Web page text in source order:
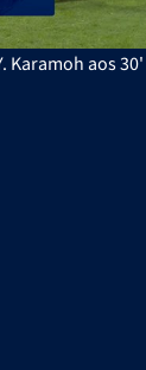
Karamoh aos 30'